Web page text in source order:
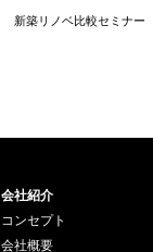
新築リノベ比較セミナー
会社紹介
コンセプト
会社概要